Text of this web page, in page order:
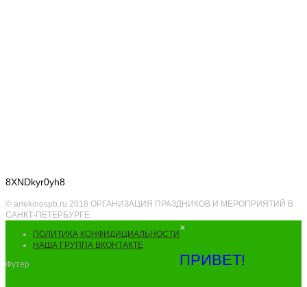
8XNDkyr0yh8
© arlekinospb.ru 2018 ОРГАНИЗАЦИЯ ПРАЗДНИКОВ И МЕРОПРИЯТИЙ В
САНКТ-ПЕТЕРБУРГЕ.
ПОЛИТИКА КОНФИДИЦИАЛЬНОСТИ
НАША ГРУППА ВКОНТАКТЕ
Футер
×
ПРИВЕТ!